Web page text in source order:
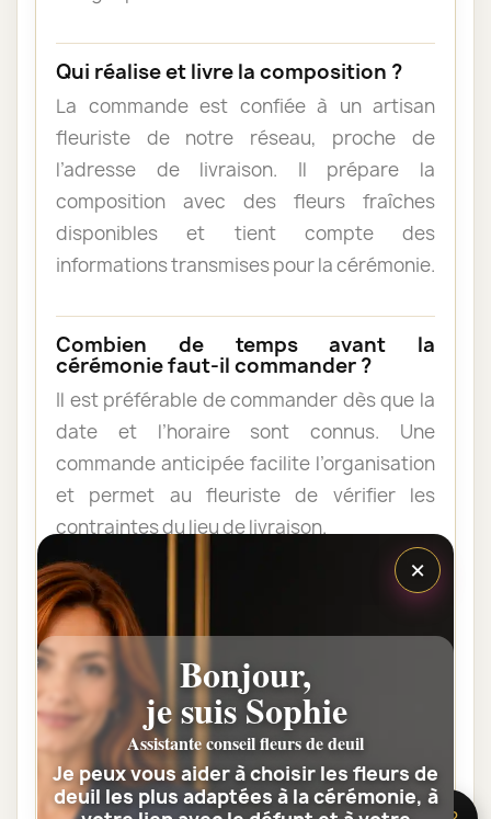
Qui réalise et livre la composition ?
La commande est confiée à un artisan
fleuriste de notre réseau, proche de
l’adresse de livraison. Il prépare la
composition avec des fleurs fraîches
disponibles et tient compte des
informations transmises pour la cérémonie.
Combien de temps avant la
cérémonie faut-il commander ?
Il est préférable de commander dès que la
date et l’horaire sont connus. Une
commande anticipée facilite l’organisation
et permet au fleuriste de vérifier les
contraintes du lieu de livraison.
Les fleurs peuvent-elles être livrées
au domicile de la famille ?
Oui. Une composition de condoléances
peut être livrée au domicile avant ou après
la cérémonie. Vérifiez simplement que
quelqu’un pourra réceptionner les fleurs.
×
Bonjour,
je suis Sophie
Assistante conseil fleurs de deuil
Je peux vous aider à choisir les fleurs de
deuil les plus adaptées à la cérémonie, à